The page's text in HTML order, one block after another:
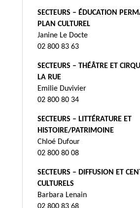
SECTEURS – ÉDUCATION
PLAN CULTUREL
Janine Le Docte
02 800 83 63
SECTEURS – THÉÂTRE ET
LA RUE
Emilie Duvivier
02 800 80 34
SECTEURS – LITTÉRATURE ET
HISTOIRE/PATRIMOINE
Chloé Dufour
02 800 80 08
SECTEURS – DIFFUSION ET
CULTURELS
Barbara Lenain